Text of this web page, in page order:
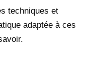
techniques et
adaptée à ces